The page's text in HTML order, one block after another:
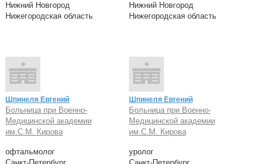
Нижний Новгород
Нижегородская область
Нижний Новгород
Нижегородская область
Шпинеля Евгений
Больница при Военно-
Медицинской академии
им.С.М. Кирова
офтальмолог
Шпинеля Евгений
Больница при Военно-
Медицинской академии
им.С.М. Кирова
уролог